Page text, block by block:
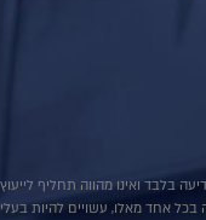
בלבד ואינו מהווה תחליף
אחד מאלו, עשויים להיות בעלי